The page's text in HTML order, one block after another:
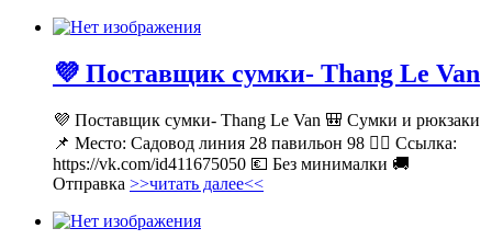
💜 Поставщик сумки- Thang Le Van
💜 Поставщик сумки- Thang Le Van 🎒 Сумки и рюкзаки
📌 Место: Садовод линия 28 павильон 98 👉🏻 Ссылка:
https://vk.com/id411675050 💶 Без минималки 🚚
Отправка >>читать далее<<